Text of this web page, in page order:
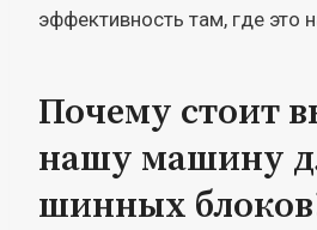
эффективность там, где это
Почему стоит
нашу машину
шинных